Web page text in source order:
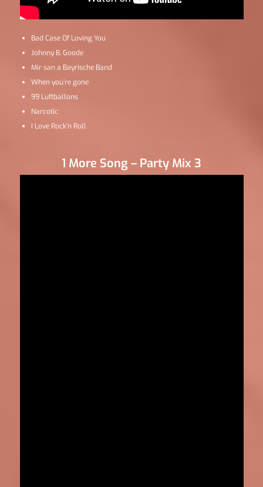
Bad Case Of Loving You
Johnny B. Goode
Mir san a Bayrische Band
When you’re gone
99 Luftballons
Narcotic
I Love Rock’n Roll
1 More Song – Party Mix 3